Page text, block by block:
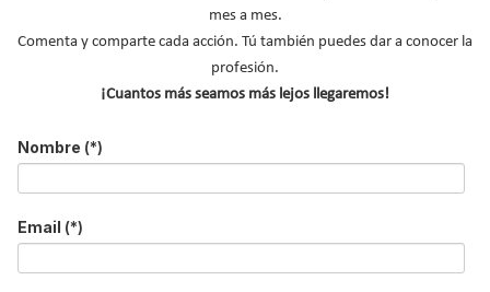
Suscríbete a
nuestros boletines
ACTUALIDAD DEL SECTOR
Nombre *
mes a mes.
Comenta y comparte cada acción. Tú también puedes dar a conocer la
profesión.
¡Cuantos más seamos más lejos llegaremos!
Nombre (*)
Email (*)